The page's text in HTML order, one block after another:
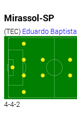
Mirassol-SP
(TEC) Eduardo Baptista
4-4-2